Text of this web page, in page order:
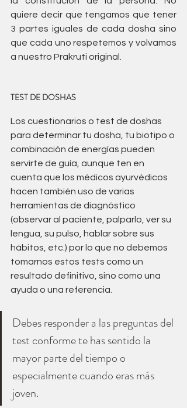
quiere decir que tengamos que tener
3 partes iguales de cada dosha sino
que cada uno respetemos y volvamos
a nuestro Prakruti original.
TEST DE DOSHAS
Los cuestionarios o test de doshas
para determinar tu dosha, tu biotipo o
combinación de energías pueden
servirte de guía, aunque ten en
cuenta que los médicos ayurvédicos
hacen también uso de varias
herramientas de diagnóstico
(observar al paciente, palparlo, ver su
lengua, su pulso, hablar sobre sus
hábitos, etc.) por lo que no debemos
tomarnos estos tests como un
resultado definitivo, sino como una
ayuda o una referencia.
Debes responder a las preguntas del
test conforme te has sentido la
mayor parte del tiempo o
especialmente cuando eras más
joven.